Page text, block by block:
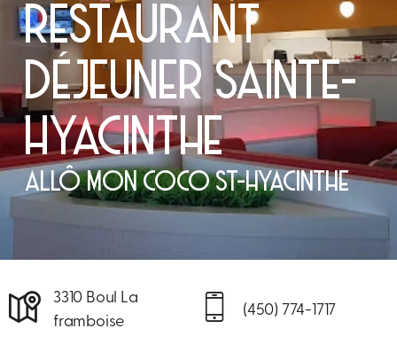
RESTAURANT
DÉJEUNER SAINTE-
HYACINTHE
ALLÔ MON COCO ST-HYACINTHE
3310 Boul La
framboise
(450) 774-1717